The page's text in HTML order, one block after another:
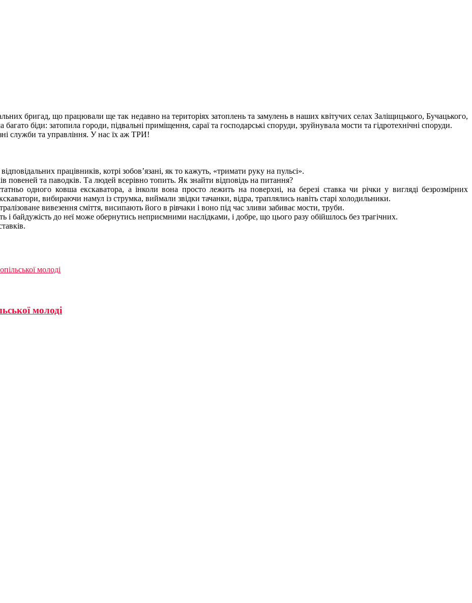
бригад, що працювали ще так недавно на територіях затоплень та замулень в наших квітучих селах Заліщицького, Бучацького,
біди: затопила городи, підвальні приміщення, сараї та господарські споруди, зруйнувала мости та гідротехнічні споруди.
служби та управління. У нас їх аж ТРИ!
працівників, котрі зобов’язані, як то кажуть, «тримати руку на пульсі».
повеней та паводків. Та людей всерівно топить. Як знайти відповідь на питання?
одного ковша екскаватора, а інколи вона просто лежить на поверхні, на березі ставка чи річки у вигляді безрозмірних
вибираючи намул із струмка, виймали звідки тачанки, відра, траплялись навіть старі холодильники.
вивезення сміття, висипають його в рівчаки і воно під час зливи забиває мости, труби.
і байдужість до неї може обернутись неприємними наслідками, і добре, що цього разу обійшлось без трагічних.
молоді
молоді